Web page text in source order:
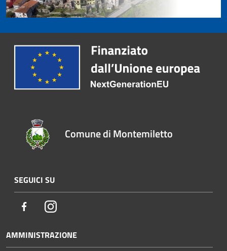
Comune di Montemiletto
SEGUICI SU
FacebookInstagram
AMMINISTRAZIONE